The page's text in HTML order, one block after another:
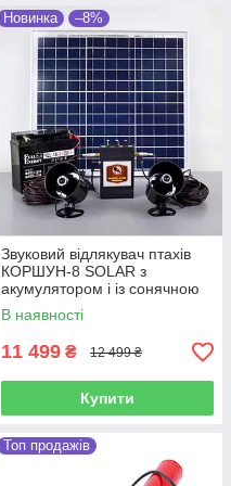
Новинка –8%
Звуковий відлякувач птахів
КОРШУН-8 SOLAR з
акумулятором і із сонячною
панеллю
В наявності
11 499 ₴ 12 499 ₴
Купити
Топ продажів